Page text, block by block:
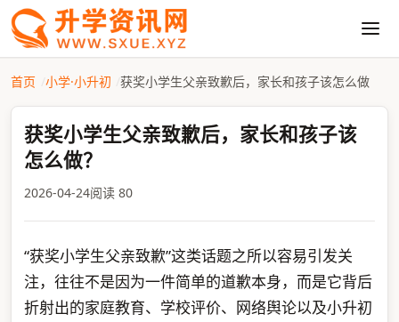
首页 小学·小升初 获奖小学生父亲致歉后，家长和孩子该怎么做
获奖小学生父亲致歉后，家长和孩子该
怎么做？
2026-04-24阅读 80
“获奖小学生父亲致歉”这类话题之所以容易引发关
注，往往不是因为一件简单的道歉本身，而是它背后
折射出的家庭教育、学校评价、网络舆论以及小升初